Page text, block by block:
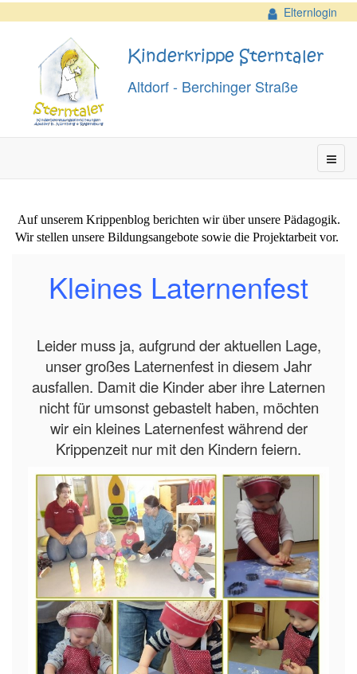
Elternlogin
Kinderkrippe Sterntaler
Altdorf - Berchinger Straße
Auf unserem Krippenblog berichten wir über unsere Pädagogik.
Wir stellen unsere Bildungsangebote sowie die Projektarbeit vor.
Kleines Laternenfest
Leider muss ja, aufgrund der aktuellen Lage,
unser großes Laternenfest in diesem Jahr
ausfallen. Damit die Kinder aber ihre Laternen
nicht für umsonst gebastelt haben, möchten
wir ein kleines Laternenfest während der
Krippenzeit nur mit den Kindern feiern.